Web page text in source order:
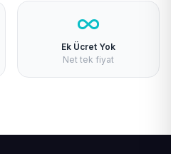
Ek Ücret Yok
Net tek fiyat